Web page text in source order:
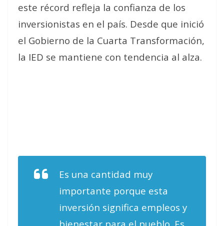
este récord refleja la confianza de los
inversionistas en el país. Desde que inició
el Gobierno de la Cuarta Transformación,
la IED se mantiene con tendencia al alza.
Es una cantidad muy
importante porque esta
inversión significa empleos y